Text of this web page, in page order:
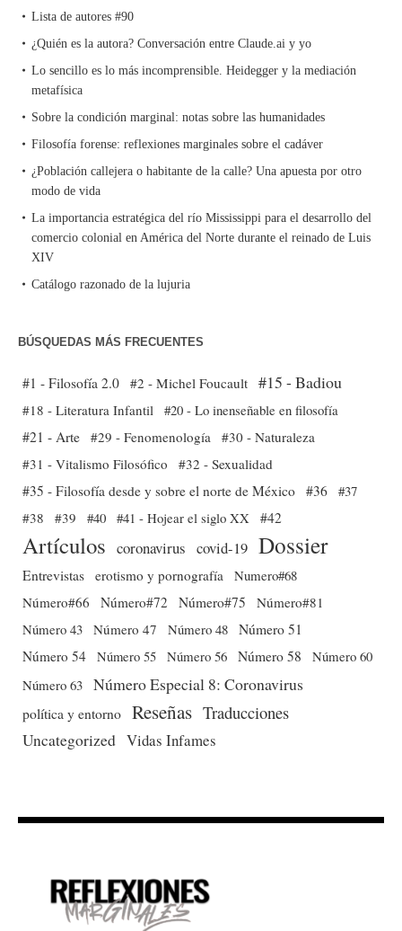
Lista de autores #90
¿Quién es la autora? Conversación entre Claude.ai y yo
Lo sencillo es lo más incomprensible. Heidegger y la mediación
metafísica
Sobre la condición marginal: notas sobre las humanidades
Filosofía forense: reflexiones marginales sobre el cadáver
¿Población callejera o habitante de la calle? Una apuesta por otro
modo de vida
La importancia estratégica del río Mississippi para el desarrollo del
comercio colonial en América del Norte durante el reinado de Luis
XIV
Catálogo razonado de la lujuria
BÚSQUEDAS MÁS FRECUENTES
#1 - Filosofía 2.0 #2 - Michel Foucault #15 - Badiou
#18 - Literatura Infantil #20 - Lo inenseñable en filosofía
#21 - Arte #29 - Fenomenología
#30 - Naturaleza
#31 - Vitalismo Filosófico
#32 - Sexualidad
#35 - Filosofía desde y sobre el norte de México #36 #37
#38
#39 #40 #41 - Hojear el siglo XX #42
Artículos coronavirus covid-19 Dossier
Entrevistas erotismo y pornografía
Numero#68
Número#66
Número#72 Número#75
Número#81
Número 43 Número 47 Número 48 Número 51
Número 54 Número 55 Número 56 Número 58
Número 60
Número 63 Número Especial 8: Coronavirus
política y entorno Reseñas Traducciones
Uncategorized Vidas Infames